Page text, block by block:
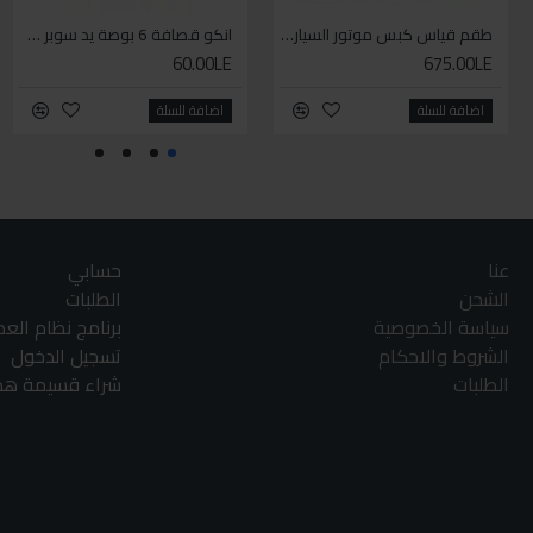
طقم قياس كبس موتور السياره 3 ق
675.00LE
اضافة للسلة
انكو قصافة 6 بوصة يد سوبر وان
60.00LE
اضافة للسلة
عنا
الشحن
سياسة الخصوصية
الشروط والاحكام
الطلبات
حسابي
الطلبات
برنامج نظام
تسجيل الدخول
شراء قسيمة